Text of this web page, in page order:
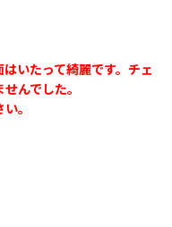
いたって綺麗です。チェ
んでした。
。